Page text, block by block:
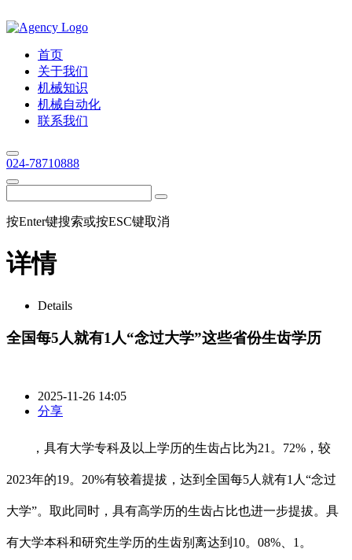
首页
关于我们
机械知识
机械自动化
联系我们
024-78710888
按Enter键搜索或按ESC键取消
详情
Details
全国每5人就有1人“念过大学”这些省份生齿学历
2025-11-26 14:05
分享
，具有大学专科及以上学历的生齿占比为21。72%，较
2023年的19。20%有较着提拔，达到全国每5人就有1人“念过
大学”。取此同时，具有高学历的生齿占比也进一步提拔。具
有大学本科和研究生学历的生齿别离达到10。08%、1。